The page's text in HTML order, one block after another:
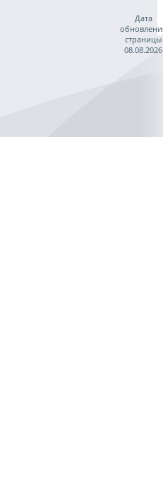
Дата
страницы
08.08.2026